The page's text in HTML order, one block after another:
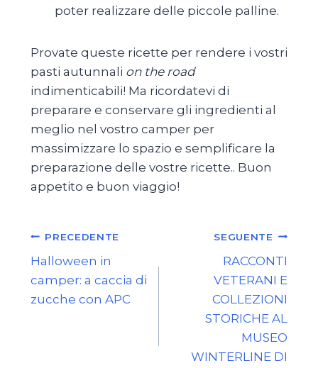
poter realizzare delle piccole palline.
Provate queste ricette per rendere i vostri
pasti autunnali on the road
indimenticabili! Ma ricordatevi di
preparare e conservare gli ingredienti al
meglio nel vostro camper per
massimizzare lo spazio e semplificare la
preparazione delle vostre ricette.. Buon
appetito e buon viaggio!
Navigazione
articoli
PRECEDENTE
Halloween in
camper: a caccia di
zucche con APC
SEGUENTE
RACCONTI
VETERANI E
COLLEZIONI
STORICHE AL
MUSEO
WINTERLINE DI